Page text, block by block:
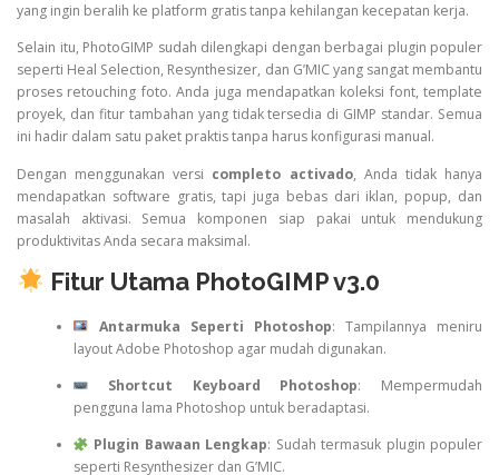
yang ingin beralih ke platform gratis tanpa kehilangan kecepatan kerja.
Selain itu, PhotoGIMP sudah dilengkapi dengan berbagai plugin populer
seperti Heal Selection, Resynthesizer, dan G’MIC yang sangat membantu
proses retouching foto. Anda juga mendapatkan koleksi font, template
proyek, dan fitur tambahan yang tidak tersedia di GIMP standar. Semua
ini hadir dalam satu paket praktis tanpa harus konfigurasi manual.
Dengan menggunakan versi completo activado, Anda tidak hanya
mendapatkan software gratis, tapi juga bebas dari iklan, popup, dan
masalah aktivasi. Semua komponen siap pakai untuk mendukung
produktivitas Anda secara maksimal.
Fitur Utama PhotoGIMP v3.0
Antarmuka Seperti Photoshop: Tampilannya meniru
layout Adobe Photoshop agar mudah digunakan.
Shortcut Keyboard Photoshop: Mempermudah
pengguna lama Photoshop untuk beradaptasi.
Plugin Bawaan Lengkap: Sudah termasuk plugin populer
seperti Resynthesizer dan G’MIC.